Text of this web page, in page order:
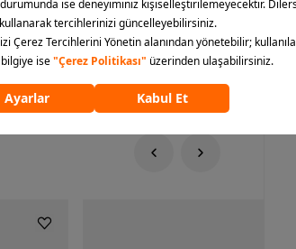
kolayca satın alabilirsiniz.